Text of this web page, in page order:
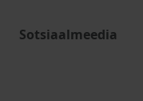
Sotsiaalmeedia